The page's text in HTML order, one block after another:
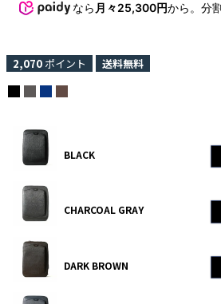
なら 月々25,300円から。分
2,070 ポイント 送料無料
BLACK
CHARCOAL GRAY
DARK BROWN